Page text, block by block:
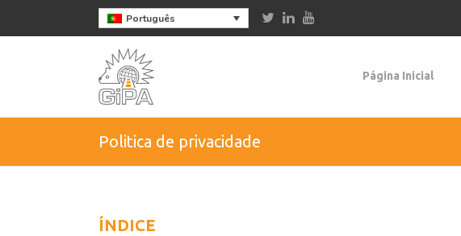
Português
Página Inicial
Politica de privacidade
ÍNDICE